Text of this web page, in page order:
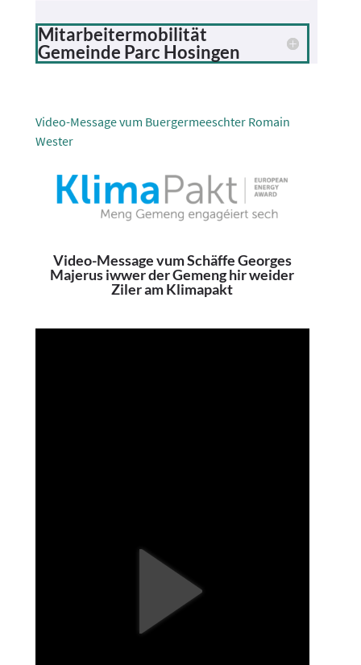
Mitarbeitermobilität
Gemeinde Parc Hosingen
Video-Message vum Buergermeeschter Romain
Wester
Video-Message vum Schäffe Georges
Majerus iwwer der Gemeng hir weider
Ziler am Klimapakt